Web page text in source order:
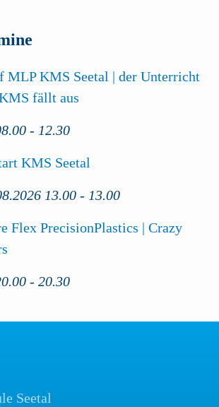
MLP KMS Seetal | der Unterricht
fällt aus
- 12.30
KMS Seetal
13.00 - 13.00
Flex PrecisionPlastics | Crazy
- 20.30
Seetal